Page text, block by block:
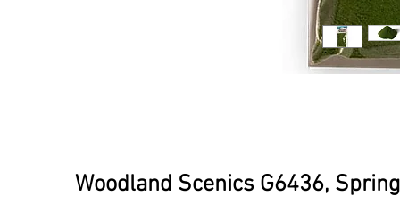
Woodland Scenics G6436,